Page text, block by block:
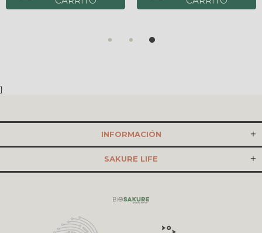
}
INFORMACIÓN
SAKURE LIFE